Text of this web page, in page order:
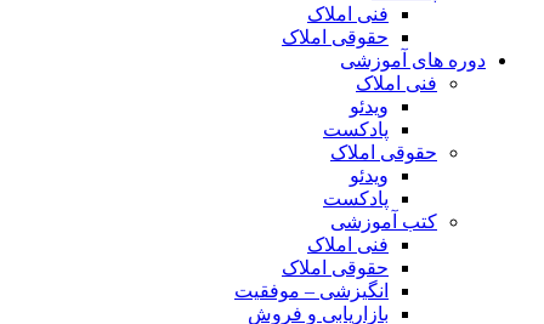
فنی املاک
حقوقی املاک
دوره های آموزشی
فنی املاک
ویدئو
پادکست
حقوقی املاک
ویدئو
پادکست
کتب آموزشی
فنی املاک
حقوقی املاک
انگیزشی – موفقیت
بازاریابی و فروش